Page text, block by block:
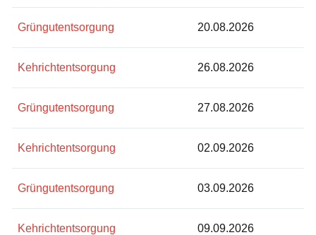
Grüngutentsorgung 20.08.2026
Kehrichtentsorgung 26.08.2026
Grüngutentsorgung 27.08.2026
Kehrichtentsorgung 02.09.2026
Grüngutentsorgung 03.09.2026
Kehrichtentsorgung 09.09.2026